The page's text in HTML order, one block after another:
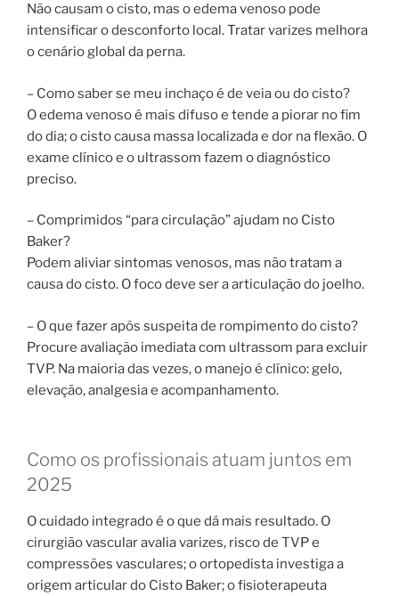
Não causam o cisto, mas o edema venoso pode
intensificar o desconforto local. Tratar varizes melhora
o cenário global da perna.
– Como saber se meu inchaço é de veia ou do cisto?
O edema venoso é mais difuso e tende a piorar no fim
do dia; o cisto causa massa localizada e dor na flexão. O
exame clínico e o ultrassom fazem o diagnóstico
preciso.
– Comprimidos “para circulação” ajudam no Cisto
Baker?
Podem aliviar sintomas venosos, mas não tratam a
causa do cisto. O foco deve ser a articulação do joelho.
– O que fazer após suspeita de rompimento do cisto?
Procure avaliação imediata com ultrassom para excluir
TVP. Na maioria das vezes, o manejo é clínico: gelo,
elevação, analgesia e acompanhamento.
Como os profissionais atuam juntos em
2025
O cuidado integrado é o que dá mais resultado. O
cirurgião vascular avalia varizes, risco de TVP e
compressões vasculares; o ortopedista investiga a
origem articular do Cisto Baker; o fisioterapeuta